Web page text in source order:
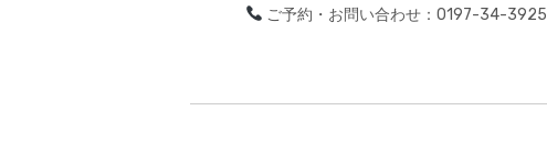
ご予約・お問い合わせ：0197-34-3925